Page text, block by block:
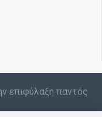
επιφύλαξη παντός